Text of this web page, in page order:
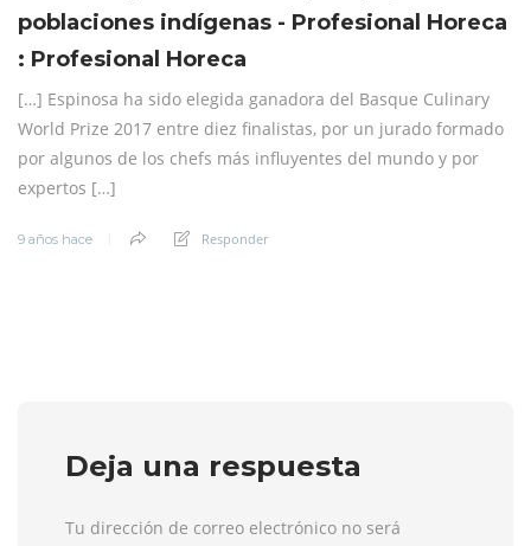
poblaciones indígenas - Profesional Horeca
: Profesional Horeca
[…] Espinosa ha sido elegida ganadora del Basque Culinary
World Prize 2017 entre diez finalistas, por un jurado formado
por algunos de los chefs más influyentes del mundo y por
expertos […]
9 años hace Responder
Deja una respuesta
Tu dirección de correo electrónico no será